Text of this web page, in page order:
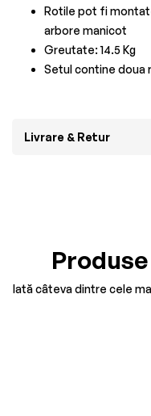
Rotile pot fi
arbore manicot
Greutate: 14.5 Kg
Setul contine doua
Livrare & Retur
Iată câteva dintre cele